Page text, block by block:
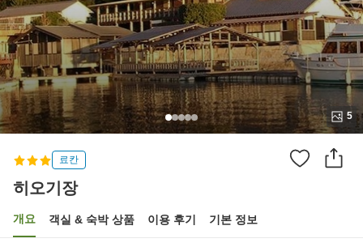
5
료칸
히오기장
개요 객실 & 숙박 상품 이용 후기 기본 정보